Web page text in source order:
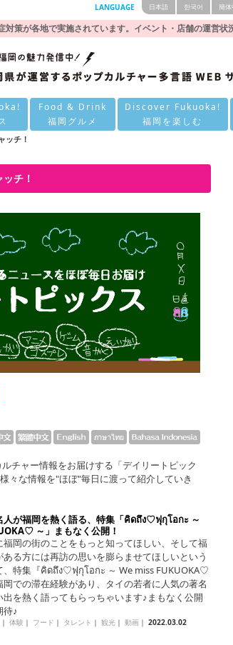
策が各地で実施されています。イベント・店舗の運営状
LANGUAGE 日本語 한국어 簡体
Food & Drink
福岡グルメ
Discover Fukuoka!
福岡を楽しむ
ッチ！
チ！
チャー情報をお届けする「デイリートピック
々な情報を"ほぼ"毎日に渡って紹介していき
人が福岡を熱く語る、特集「คิดถึง♡ฟุกุโอกะ ～
～」まもなく公開！
福岡の街のことをもっと知ってほしい、そして福
ある方には再訪の思いを膨らませてほしいという
、特集『คิดถึง♡ฟุกุโอกะ ～ We miss FUKUOKA♡
岡での滞在経験があり、タイの若者に人気の著名
出を熱く語ってもらっちゃいます♪まもなく公開
待♪
｜ 体験 ｜ フード ｜ タレント ｜ 観光 ｜ 動画 ｜ 2022.03.02